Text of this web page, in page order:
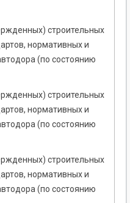
строительных
нормативных и
(по состоянию
строительных
нормативных и
(по состоянию
строительных
нормативных и
(по состоянию